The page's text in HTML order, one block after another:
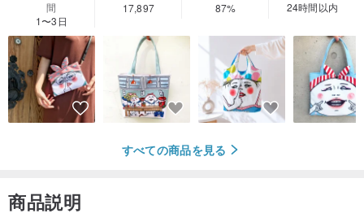
間
1〜3日
17,897
87%
24時間以内
すべての商品を見る
商品説明